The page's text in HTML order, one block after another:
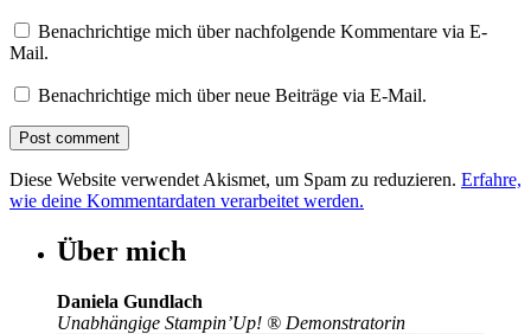
Benachrichtige mich über nachfolgende Kommentare via E-
Mail.
Benachrichtige mich über neue Beiträge via E-Mail.
Diese Website verwendet Akismet, um Spam zu reduzieren. Erfahre,
wie deine Kommentardaten verarbeitet werden.
Über mich
Daniela Gundlach
Unabhängige Stampin’Up! ® Demonstratorin